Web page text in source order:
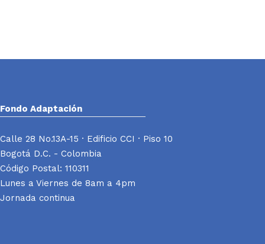
Fondo Adaptación
Calle 28 No.13A-15 · Edificio CCI · Piso 10
Bogotá D.C. - Colombia
Código Postal: 110311
Lunes a Viernes de 8am a 4pm
Jornada continua